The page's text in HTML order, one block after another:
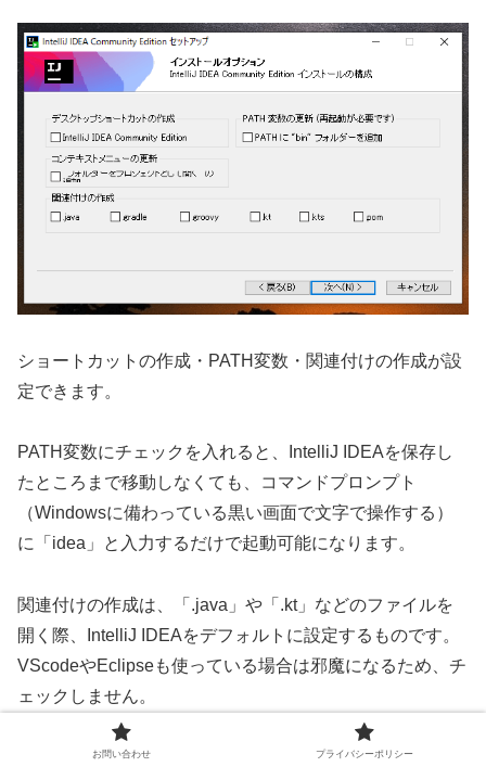
ショートカットの作成・PATH変数・関連付けの作成が設
定できます。
PATH変数にチェックを入れると、IntelliJ IDEAを保存し
たところまで移動しなくても、コマンドプロンプト
（Windowsに備わっている黒い画面で文字で操作する）
に「idea」と入力するだけで起動可能になります。
関連付けの作成は、「.java」や「.kt」などのファイルを
開く際、IntelliJ IDEAをデフォルトに設定するものです。
VScodeやEclipseも使っている場合は邪魔になるため、チ
ェックしません。
お問い合わせ プライバシーポリシー